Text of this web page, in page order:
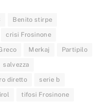
Benito stirpe
crisi Frosinone
Merkaj Partipilo
salvezza
diretto serie b
tifosi Frosinone